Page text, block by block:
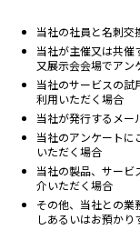
当社の社員と名刺交
当社が主催又は共催
又展示会会場でアン
当社のサービスの試
利用いただく場合
当社が発行するメー
当社のアンケートに
いただく場合
当社の製品、サービ
介いただく場合
その他、当社との業
しあるいはお預かり